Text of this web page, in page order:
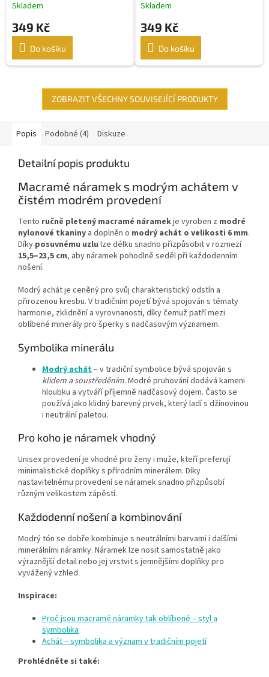
Skladem
349 Kč
Do košíku
Skladem
349 Kč
Do košíku
ZOBRAZIT VŠECHNY SOUVISEJÍCÍ PRODUKTY
Popis Podobné (4) Diskuze
Detailní popis produktu
Macramé náramek s modrým achátem v
čistém modrém provedení
Tento ručně pletený macramé náramekje vyroben z modré
nylonové tkaniny a doplněn o modrý achát o velikosti 6 mm.
Díky posuvnému uzlu lze délku snadno přizpůsobit v rozmezí
15,5–23,5 cm, aby náramek pohodlně seděl při každodenním
nošení.
Modrý achát je ceněný pro svůj charakteristický odstín a
přirozenou kresbu. V tradičním pojetí bývá spojován s tématy
harmonie, zklidnění a vyrovnanosti, díky čemuž patří mezi
oblíbené minerály pro šperky s nadčasovým významem.
Symbolika minerálu
Modrý achát– v tradiční symbolice bývá spojován s
klidem a soustředěním. Modré pruhování dodává kameni
hloubku a vytváří příjemně nadčasový dojem. Často se
používá jako klidný barevný prvek, který ladí s džínovinou
i neutrální paletou.
Pro koho je náramek vhodný
Unisex provedení je vhodné pro ženy i muže, kteří preferují
minimalistické doplňky s přírodním minerálem. Díky
nastavitelnému provedení se náramek snadno přizpůsobí
různým velikostem zápěstí.
Každodenní nošení a kombinování
Modrý tón se dobře kombinuje s neutrálními barvami i dalšími
minerálními náramky. Náramek lze nosit samostatně jako
výraznější detail nebo jej vrstvit s jemnějšími doplňky pro
vyvážený vzhled.
Inspirace:
Proč jsou macramé náramky tak oblíbené – styl a
symbolika
Achát – symbolika a význam v tradičním pojetí
Prohlédněte si také: